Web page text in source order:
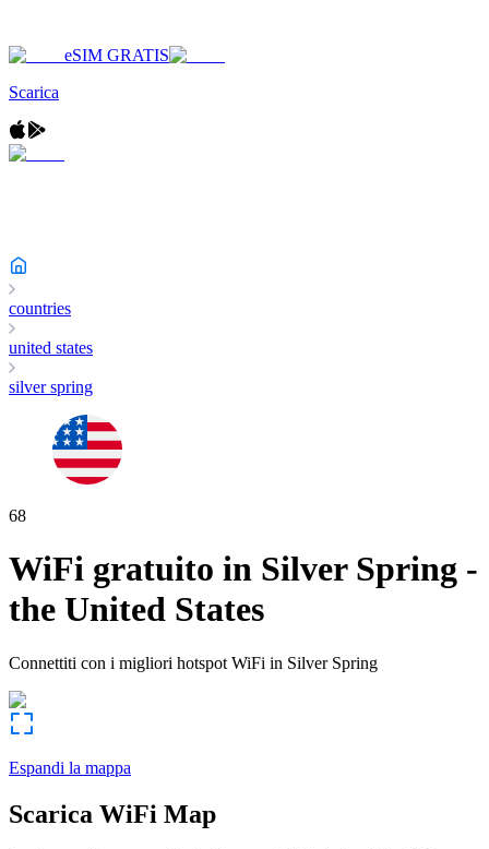
eSIM GRATIS
Scarica
countries
united states
silver spring
68
WiFi gratuito in Silver Spring -
the United States
Connettiti con i migliori hotspot WiFi in Silver Spring
Espandi la mappa
Scarica WiFi Map